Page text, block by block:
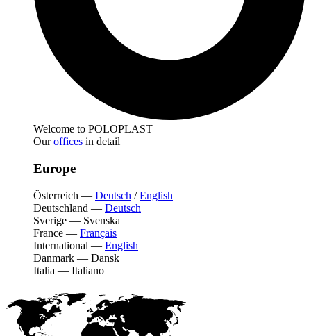
Welcome to POLOPLAST
Ouroffices in detail
Europe
Österreich — Deutsch /English
Deutschland — Deutsch
Sverige — Svenska
France — Français
International — English
Danmark — Dansk
Italia — Italiano